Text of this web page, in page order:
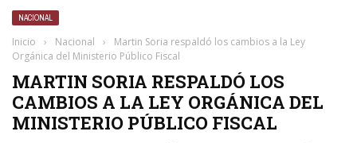
NACIONAL
Inicio › Nacional ›
Martin Soria respaldó los cambios a la Ley
Orgánica del Ministerio Público Fiscal
MARTIN SORIA RESPALDÓ LOS
CAMBIOS A LA LEY ORGÁNICA DEL
MINISTERIO PÚBLICO FISCAL